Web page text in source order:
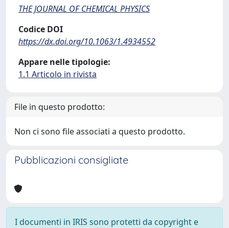
THE JOURNAL OF CHEMICAL PHYSICS
Codice DOI
https://dx.doi.org/10.1063/1.4934552
Appare nelle tipologie:
1.1 Articolo in rivista
File in questo prodotto:
Non ci sono file associati a questo prodotto.
Pubblicazioni consigliate
I documenti in IRIS sono protetti da copyright e